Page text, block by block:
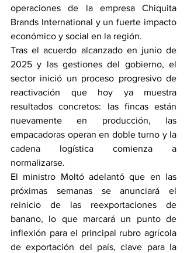
operaciones de la empresa Chiquita
Brands International y un fuerte impacto
económico y social en la región.
Tras el acuerdo alcanzado en junio de
2025 y las gestiones del gobierno, el
sector inició un proceso progresivo de
reactivación que hoy ya muestra
resultados concretos: las fincas están
nuevamente en producción, las
empacadoras operan en doble turno y la
cadena logística comienza a
normalizarse.
El ministro Moltó adelantó que en las
próximas semanas se anunciará el
reinicio de las reexportaciones de
banano, lo que marcará un punto de
inflexión para el principal rubro agrícola
de exportación del país, clave para la